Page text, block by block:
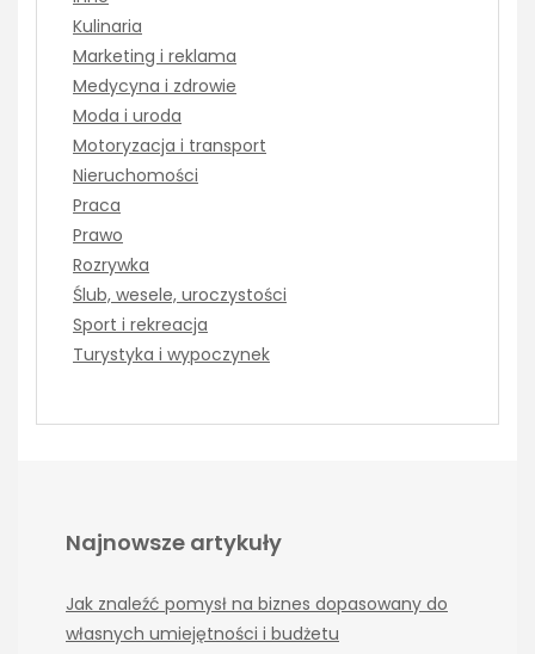
Kulinaria
Marketing i reklama
Medycyna i zdrowie
Moda i uroda
Motoryzacja i transport
Nieruchomości
Praca
Prawo
Rozrywka
Ślub, wesele, uroczystości
Sport i rekreacja
Turystyka i wypoczynek
Najnowsze artykuły
Jak znaleźć pomysł na biznes dopasowany do
własnych umiejętności i budżetu